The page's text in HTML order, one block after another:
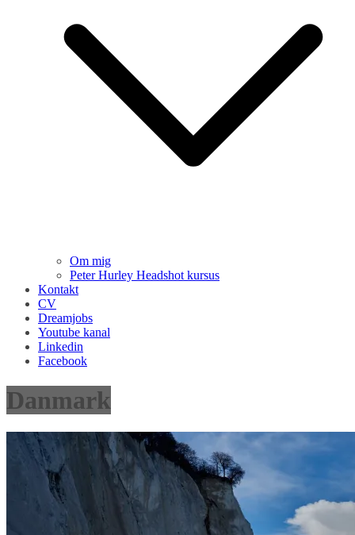
Om mig
Peter Hurley Headshot kursus
Kontakt
CV
Dreamjobs
Youtube kanal
Linkedin
Facebook
Danmark